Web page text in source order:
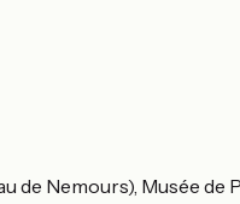
de Nemours), Musée de